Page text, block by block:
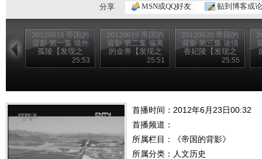
分享
MSN或QQ好友 贴到博客或
20120618 帝国的
背影 第一集 墙外
孤陵【发现之
25:53
20120619 帝国的
背影 第二集 偏离
的金券【发现之
25:51
20120620 帝国的
背影 第三集 迷情
香妃陵【发现之
25:55
首播时间：2012年6月23日00:32
首播频道：
所属栏目：
《帝国的背影》
所属分类：人文历史